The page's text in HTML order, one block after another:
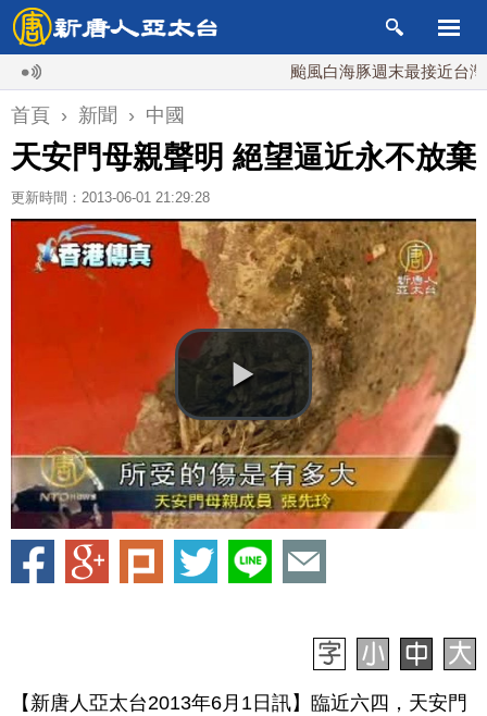
颱風白海豚週末最接近台灣 最快
首頁 › 新聞 › 中國
天安門母親聲明 絕望逼近永不放棄
更新時間：2013-06-01 21:29:28
【新唐人亞太台2013年6月1日訊】臨近六四，天安門